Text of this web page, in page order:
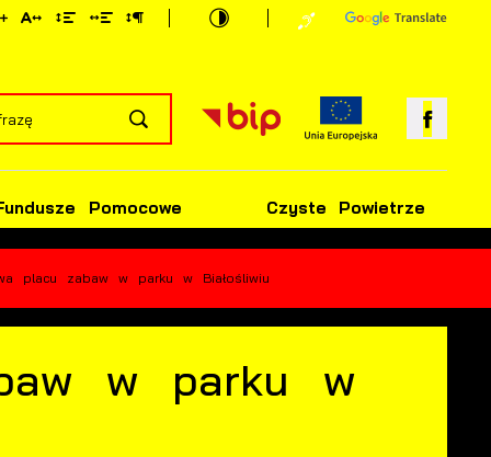
Pomocowe Czyste Powietrze
placu zabaw w parku w Białośliwiu
w parku w